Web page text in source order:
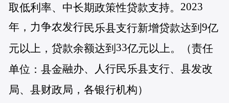
取低利率、中长期政策性贷款支持。 2023
年，力争农发行民乐县支行新增贷款达到9亿
元以上，贷款余额达到 33亿元以上。（责任
单位：县金融办、 人行民乐县支行、县发改
局、县财政局，各银行机构）